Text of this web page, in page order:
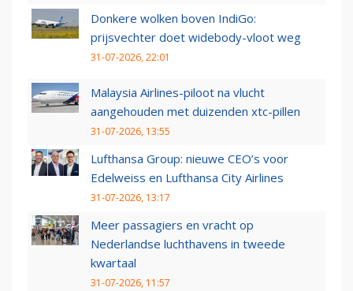
Donkere wolken boven IndiGo:
prijsvechter doet widebody-vloot weg
31-07-2026, 22:01
Malaysia Airlines-piloot na vlucht
aangehouden met duizenden xtc-pillen
31-07-2026, 13:55
Lufthansa Group: nieuwe CEO’s voor
Edelweiss en Lufthansa City Airlines
31-07-2026, 13:17
Meer passagiers en vracht op
Nederlandse luchthavens in tweede
kwartaal
31-07-2026, 11:57